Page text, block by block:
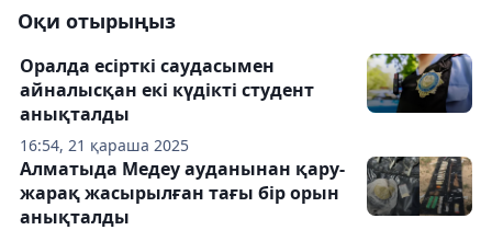
Оқи отырыңыз
16:54, 21 қараша 2025
Оралда есірткі саудасымен
айналысқан екі күдікті студент
анықталды
Алматыда Медеу ауданынан қару-
жарақ жасырылған тағы бір орын
анықталды